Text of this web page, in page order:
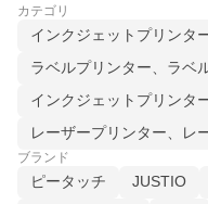
カテゴリ
インクジェットプリンタ
ラベルプリンター、ラベ
インクジェットプリンタ
レーザープリンター、レ
ブランド
ピータッチ JUSTIO